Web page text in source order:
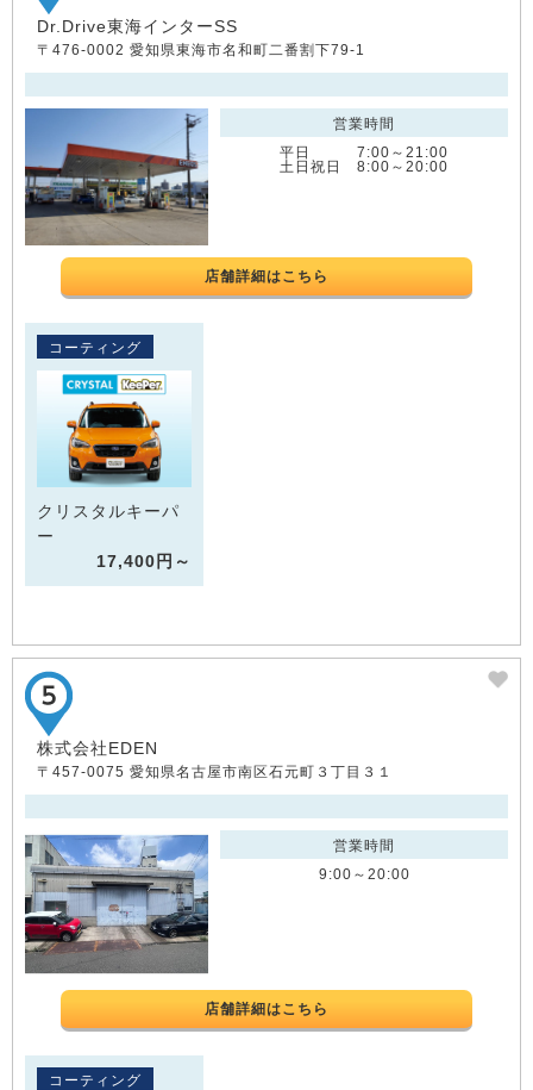
Dr.Drive東海インターSS
〒476-0002 愛知県東海市名和町二番割下79-1
営業時間
平日 7:00～21:00
土日祝日 8:00～20:00
店舗詳細はこちら
コーティング
クリスタルキーパ
ー
17,400円～
株式会社EDEN
〒457-0075 愛知県名古屋市南区石元町３丁目３１
営業時間
9:00～20:00
店舗詳細はこちら
コーティング